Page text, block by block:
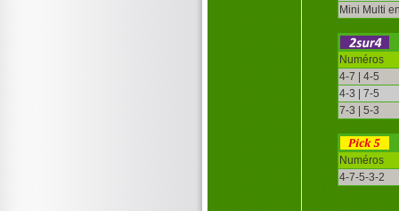
Mini Multi
Numéros
4-7 | 4-5
4-3 | 7-5
7-3 | 5-3
Numéros
4-7-5-3-2